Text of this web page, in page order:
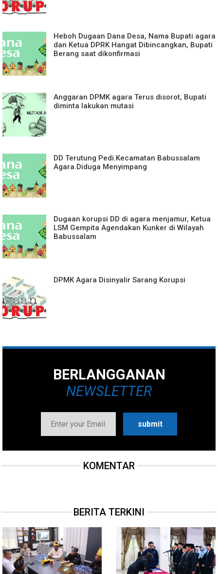
Heboh Dugaan Dana Desa, Nama Bupati agara
dan Ketua DPRK Hangat Dibincangkan, Bupati
Berang saat dikonfirmasi
Anggaran DPMK agara Terus disorot, Bupati
diminta lakukan mutasi
DD Terutung Pedi.Kecamatan Babussalam
Agara.Diduga Menyimpang
Dugaan korupsi DD di agara menjamur, Ketua
LSM Gempita Agendakan Kunker di Wilayah
Babussalam
DPMK Agara Disinyalir Sarang Korupsi
BERLANGGANAN
NEWSLETTER
KOMENTAR
BERITA TERKINI